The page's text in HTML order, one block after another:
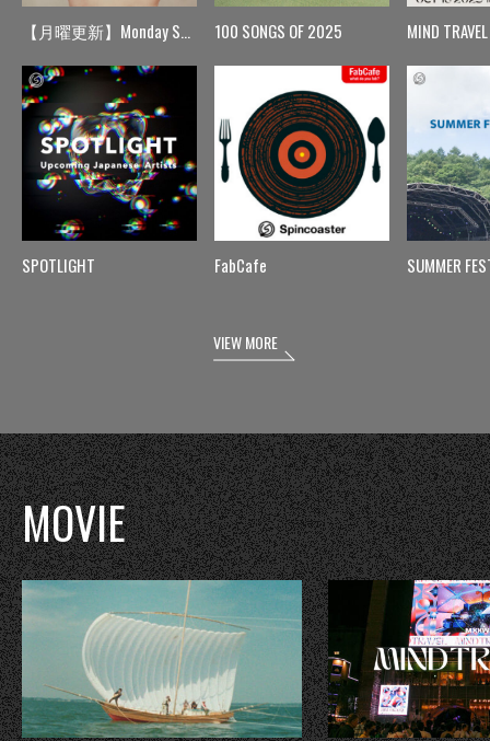
【月曜更新】Monday Spin
SPOTLIGHT
100 SONGS OF 2025
FabCafe
MIND TRAVEL
SUMMER
VIEW MORE
MOVIE